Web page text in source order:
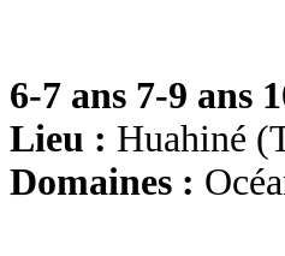
6-7 ans 7-9 ans
Lieu : Huahiné
Domaines :